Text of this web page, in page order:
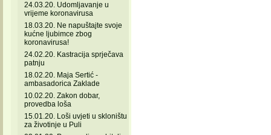
24.03.20. Udomljavanje u
vrijeme koronavirusa
18.03.20. Ne napuštajte svoje
kućne ljubimce zbog
koronavirusa!
24.02.20. Kastracija sprječava
patnju
18.02.20. Maja Sertić -
ambasadorica Zaklade
10.02.20. Zakon dobar,
provedba loša
15.01.20. Loši uvjeti u skloništu
za životinje u Puli